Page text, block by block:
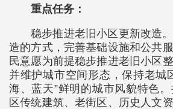
重点任务：
稳步推进老旧小区更新改造
造的方式，完善基础设施和公共
民意愿为前提稳步推进老旧小区
并维护城市空间形态，保持老城
海、蓝天”鲜明的城市风貌特色
区传统建筑、老街区、历史人文